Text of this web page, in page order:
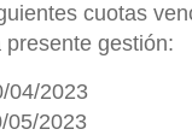
cuotas
gestión:
04/2023
05/2023